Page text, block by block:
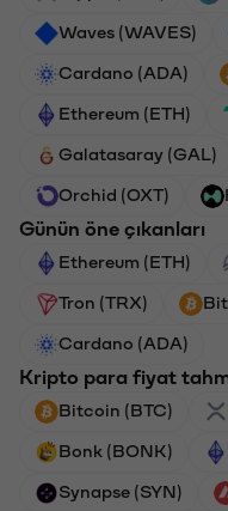
Waves (WAVES)
Cardano (ADA)
Ethereum (ETH)
Galatasaray (GAL)
Orchid (OXT)
Günün öne çıkanları
Ethereum (ETH)
Tron (TRX)
Cardano (ADA)
Kripto para fiyat
Bitcoin (BTC)
Bonk (BONK)
Synapse (SYN)